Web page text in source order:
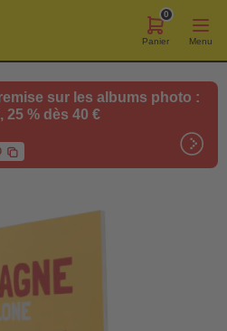
0
Panier Menu
sur les albums photo :
25 % dès 40 €